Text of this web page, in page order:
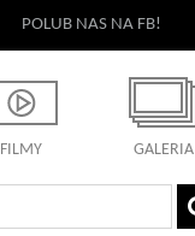
POLUB NAS NA FB!
FILMY GALERIA